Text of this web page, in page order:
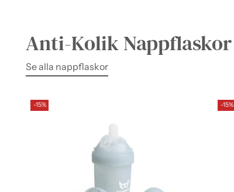
Anti-Kolik Nappflaskor
Se alla nappflaskor
-15% -15%